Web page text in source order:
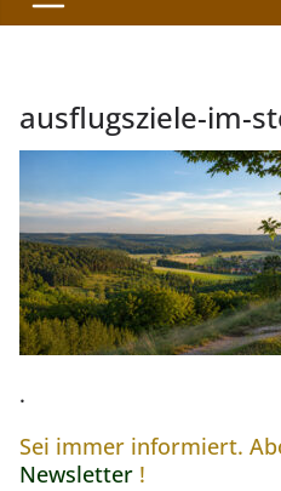
ausflugsziele-im-
.
Sei immer informiert.
Newsletter !